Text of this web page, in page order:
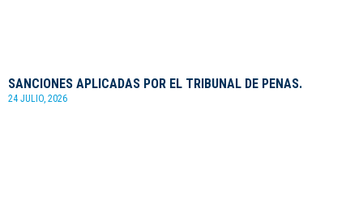
SANCIONES APLICADAS POR EL TRIBUNAL DE PENAS.
24 JULIO, 2026